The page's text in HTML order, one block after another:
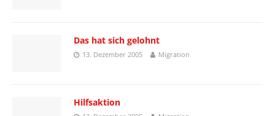
Das hat sich gelohnt
13. Dezember 2005 Migration
Hilfsaktion